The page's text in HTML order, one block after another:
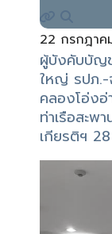
22 กรกฎาค
ผู้บังคับบัญ
ใหญ่ รปภ.-
คลองโอ่ง
ท่าเรือสะพ
เกียรติฯ